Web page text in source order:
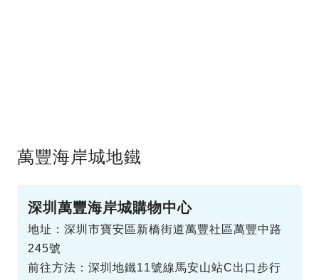
萬豐海岸城地鐵
深圳萬豐海岸城購物中心
地址：深圳市寶安區新橋街道萬豐社區萬豐中路
245號
前往方法：深圳地鐵11號線馬安山站C出口步行